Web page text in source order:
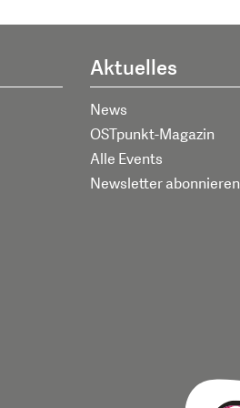
Aktuelles
News
OSTpunkt-Magazin
Alle Events
Newsletter abonnieren